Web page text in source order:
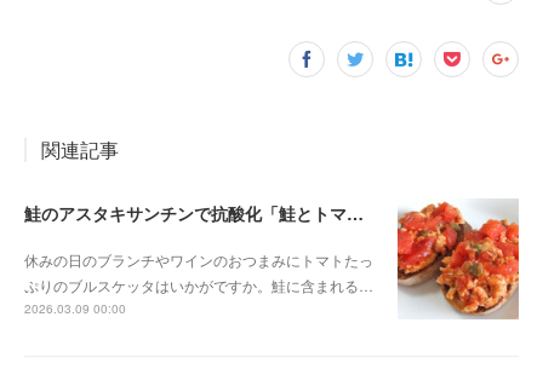
関連記事
鮭のアスタキサンチンで抗酸化「鮭とトマトのブルスケッタ」
休みの日のブランチやワインのおつまみにトマトたっ
ぷりのブルスケッタはいかがですか。鮭に含まれる…
2026.03.09 00:00